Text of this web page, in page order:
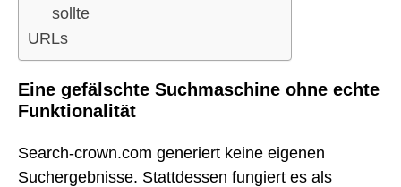
sollte
URLs
Eine gefälschte Suchmaschine ohne echte
Funktionalität
Search-crown.com generiert keine eigenen
Suchergebnisse. Stattdessen fungiert es als